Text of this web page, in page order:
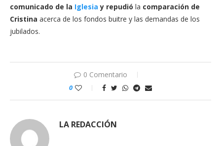
comunicado de la Iglesia y repudió la comparación de
Cristina acerca de los fondos buitre y las demandas de los
jubilados.
0 Comentario
0
LA REDACCIÓN